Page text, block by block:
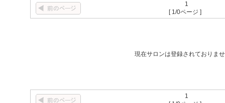
1
[ 1/0ページ ]
現在サロンは登録されておりま
1